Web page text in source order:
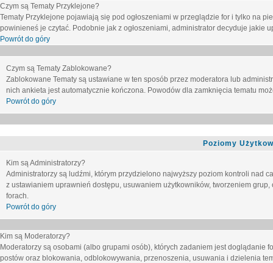
Czym są Tematy Przyklejone?
Tematy Przyklejone pojawiają się pod ogłoszeniami w przeglądzie for i tylko na
powinieneś je czytać. Podobnie jak z ogłoszeniami, administrator decyduje
Powrót do góry
Czym są Tematy Zablokowane?
Zablokowane Tematy są ustawiane w ten sposób przez moderatora lub
nich ankieta jest automatycznie kończona. Powodów dla zamknięcia tematu
Powrót do góry
Poziomy
Kim są Administratorzy?
Administratorzy są ludźmi, którym przydzielono najwyższy poziom kontroli nad
z ustawianiem uprawnień dostępu, usuwaniem użytkowników, tworzeniem
forach.
Powrót do góry
Kim są Moderatorzy?
Moderatorzy są osobami (albo grupami osób), których zadaniem jest
postów oraz blokowania, odblokowywania, przenoszenia, usuwania i dzielenia